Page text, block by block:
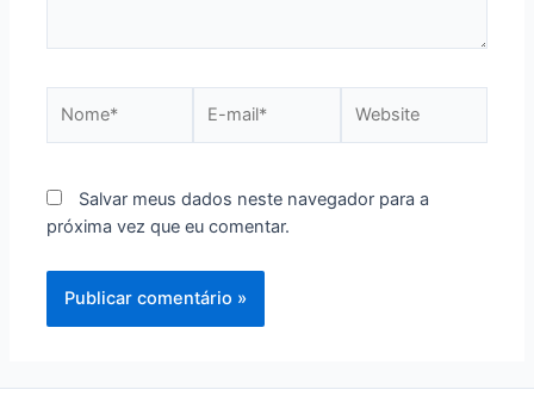
mail*
Salvar meus dados neste navegador para a
próxima vez que eu comentar.